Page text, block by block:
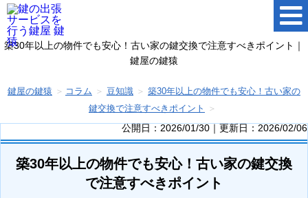
築30年以上の物件でも安心！古い家の鍵交換で注意すべきポイント｜
鍵屋の鍵猿
鍵屋の鍵猿 コラム 豆知識
築30年以上の物件でも安心！古い家の
鍵交換で注意すべきポイント
公開日：2026/01/30｜更新日：2026/02/06
築30年以上の物件でも安心！古い家の鍵交換
で注意すべきポイント